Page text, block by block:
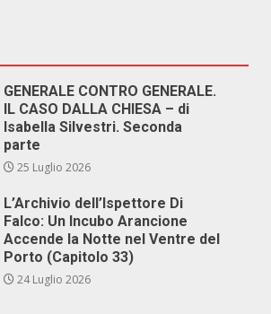
GENERALE CONTRO GENERALE.
IL CASO DALLA CHIESA – di
Isabella Silvestri. Seconda
parte
25 Luglio 2026
L’Archivio dell’Ispettore Di
Falco: Un Incubo Arancione
Accende la Notte nel Ventre del
Porto (Capitolo 33)
24 Luglio 2026